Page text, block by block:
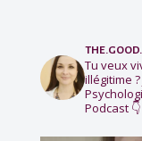
Tu veux
illégitime ?
Podcast 👇